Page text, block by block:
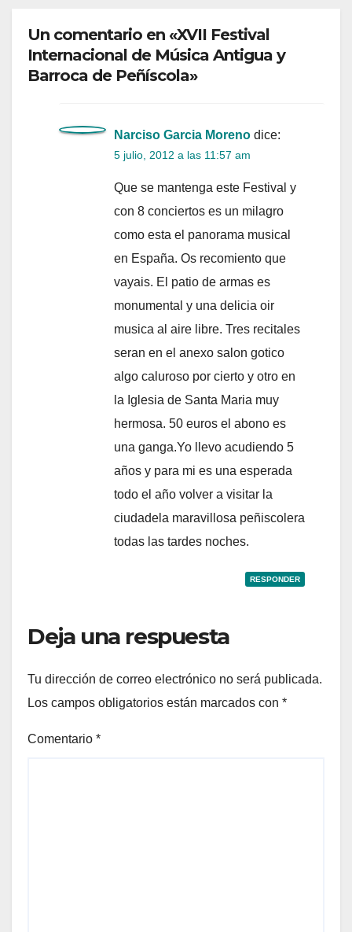
Un comentario en «XVII Festival
Internacional de Música Antigua y
Barroca de Peñíscola»
Narciso Garcia Moreno dice:
5 julio, 2012 a las 11:57 am
Que se mantenga este Festival y
con 8 conciertos es un milagro
como esta el panorama musical
en España. Os recomiento que
vayais. El patio de armas es
monumental y una delicia oir
musica al aire libre. Tres recitales
seran en el anexo salon gotico
algo caluroso por cierto y otro en
la Iglesia de Santa Maria muy
hermosa. 50 euros el abono es
una ganga.Yo llevo acudiendo 5
años y para mi es una esperada
todo el año volver a visitar la
ciudadela maravillosa peñiscolera
todas las tardes noches.
RESPONDER
Deja una respuesta
Tu dirección de correo electrónico no será publicada.
Los campos obligatorios están marcados con *
Comentario *